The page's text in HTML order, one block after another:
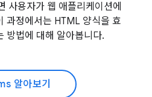
사용자가 웹 애플리케이션에
과정에서는 HTML 양식을 효
방법에 대해 알아봅니다.
알아보기